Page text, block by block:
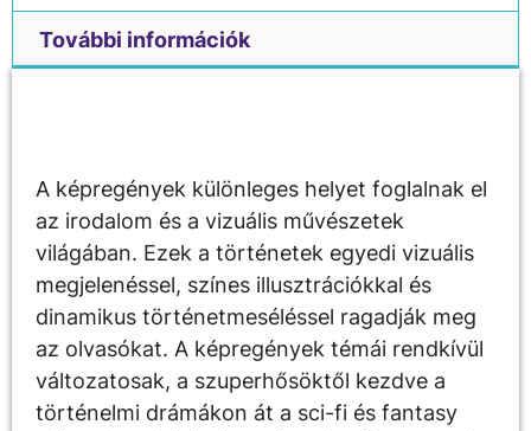
További információk
A képregények különleges helyet foglalnak el
az irodalom és a vizuális művészetek
világában. Ezek a történetek egyedi vizuális
megjelenéssel, színes illusztrációkkal és
dinamikus történetmeséléssel ragadják meg
az olvasókat. A képregények témái rendkívül
változatosak, a szuperhősöktől kezdve a
történelmi drámákon át a sci-fi és fantasy